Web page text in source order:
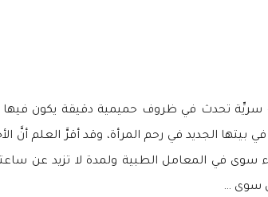
سريِّة تحدث في ظروف حميمية دقيقة يكون فيها
الجديد في رحم المرأة، وقد أقرَّ العلم أنَّ
سوى في المعامل الطبية ولمدة لا تزيد عن
سوى …